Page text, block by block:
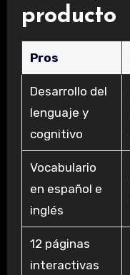
producto
Pros
Desarrollo del
lenguaje y
cognitivo
Vocabulario
en español e
inglés
12 páginas
interactivas